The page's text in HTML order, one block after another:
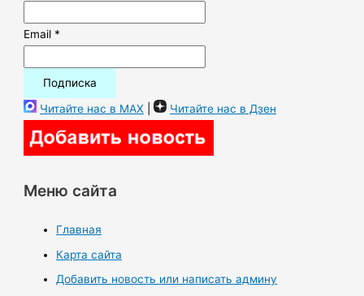
Email *
Читайте нас в MAX | Читайте нас в Дзен
Меню сайта
Главная
Карта сайта
Добавить новость или написать админу